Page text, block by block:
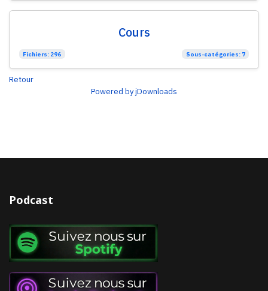
Cours
Fichiers: 296 Sous-catégories: 7
Retour
Powered by jDownloads
Podcast